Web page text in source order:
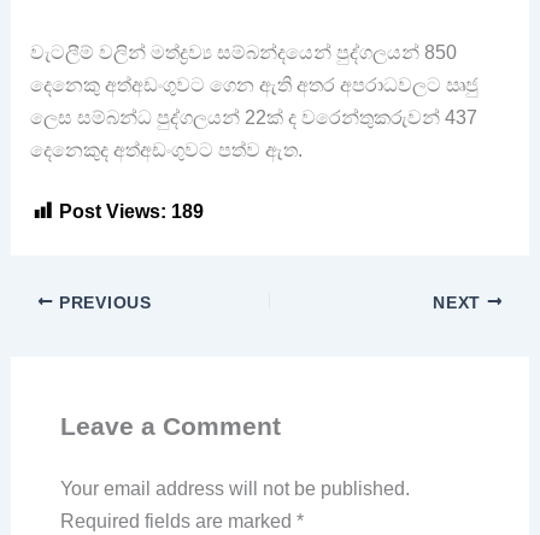
වැටලීම් වලින් මත්ද්‍රව්‍ය සම්බන්දයෙන් පුද්ගලයන් 850
දෙනෙකු අත්අඩංගුවට ගෙන ඇති අතර අපරාධවලට ඍජු
ලෙස සම්බන්ධ පුද්ගලයන් 22ක් ද වරෙන්තුකරුවන් 437
දෙනෙකුද අත්අඩංගුවට පත්ව ඇත.
Post Views: 189
PREVIOUS NEXT
Leave a Comment
Your email address will not be published.
Required fields are marked *